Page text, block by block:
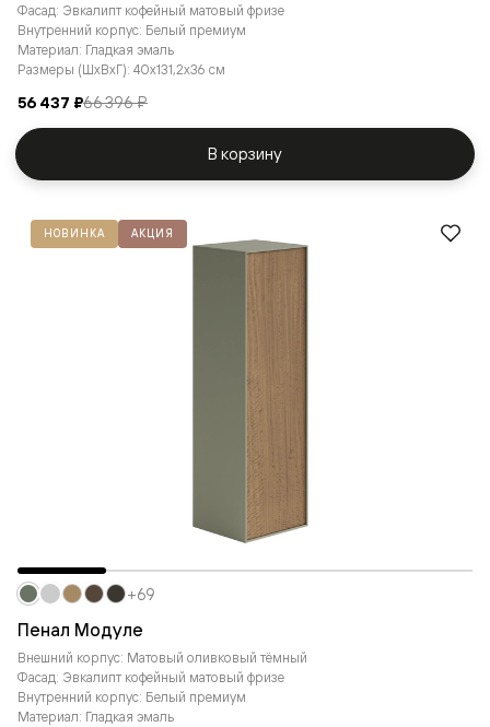
Фасад: Эвкалипт кофейный матовый фризе
Внутренний корпус: Белый премиум
Материал: Гладкая эмаль
Размеры (ШxВxГ): 40x131,2x36 см
56 437 ₽66 396 ₽
В корзину
НОВИНКА АКЦИЯ
Пенал Модуле
Внешний корпус: Матовый оливковый тёмный
Фасад: Эвкалипт кофейный матовый фризе
Внутренний корпус: Белый премиум
Материал: Гладкая эмаль
+69